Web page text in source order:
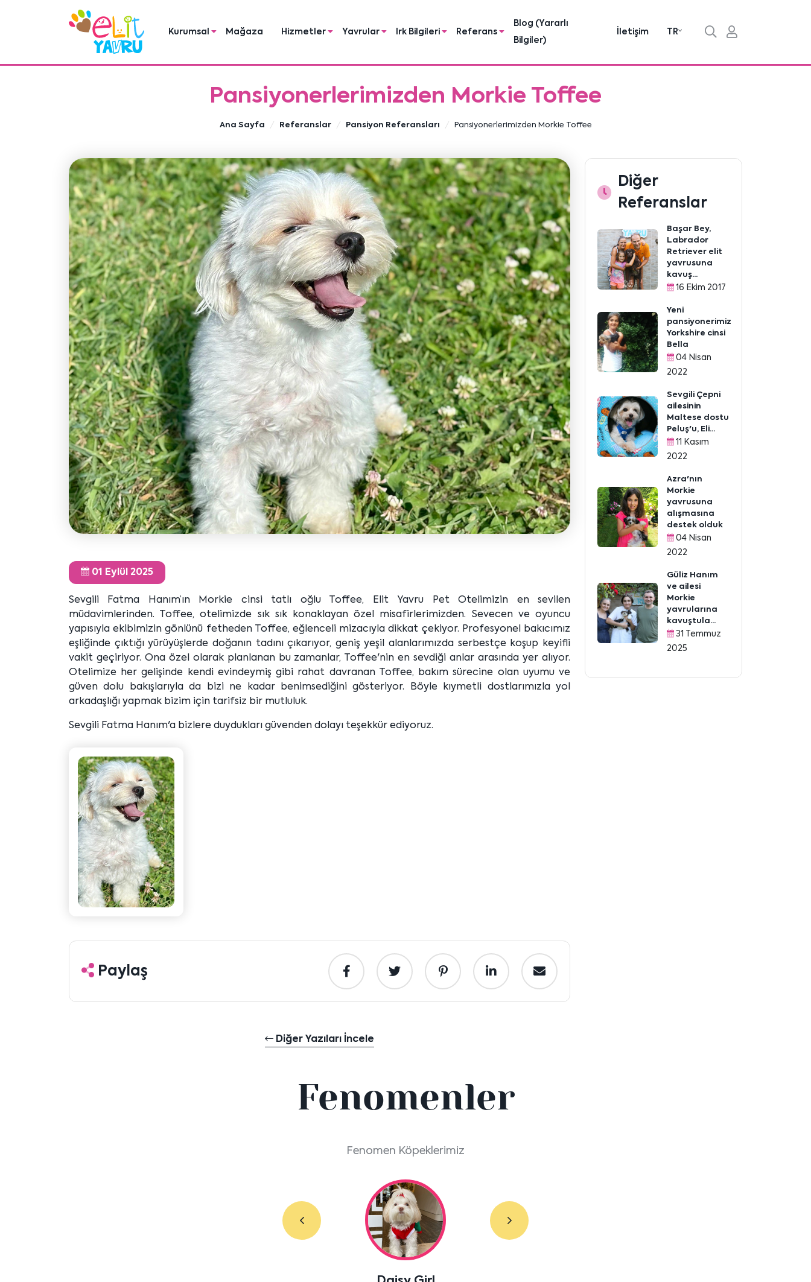
Kurumsal Mağaza Hizmetler Yavrular Irk Bilgileri Referans
Blog (Yararlı
Bilgiler)
İletişim TR
Pansiyonerlerimizden Morkie Toffee
Ana Sayfa Referanslar Pansiyon Referansları Pansiyonerlerimizden Morkie Toffee
01 Eylül 2025
Sevgili Fatma Hanım’ın Morkie cinsi tatlı oğlu Toffee, Elit Yavru Pet Otelimizin en sevilen
müdavimlerinden. Toffee, otelimizde sık sık konaklayan özel misafirlerimizden. Sevecen ve oyuncu
yapısıyla ekibimizin gönlünü fetheden Toffee, eğlenceli mizacıyla dikkat çekiyor. Profesyonel bakıcımız
eşliğinde çıktığı yürüyüşlerde doğanın tadını çıkarıyor, geniş yeşil alanlarımızda serbestçe koşup keyifli
vakit geçiriyor. Ona özel olarak planlanan bu zamanlar, Toffee'nin en sevdiği anlar arasında yer alıyor.
Otelimize her gelişinde kendi evindeymiş gibi rahat davranan Toffee, bakım sürecine olan uyumu ve
güven dolu bakışlarıyla da bizi ne kadar benimsediğini gösteriyor. Böyle kıymetli dostlarımızla yol
arkadaşlığı yapmak bizim için tarifsiz bir mutluluk.
Sevgili Fatma Hanım'a bizlere duydukları güvenden dolayı teşekkür ediyoruz.
Paylaş
Diğer Yazıları İncele
Diğer
Referanslar
Başar Bey,
Labrador
Retriever elit
yavrusuna
kavuş...
16 Ekim 2017
Yeni
pansiyonerimiz
Yorkshire cinsi
Bella
04 Nisan
2022
Sevgili Çepni
ailesinin
Maltese dostu
Peluş'u, Eli...
11 Kasım
2022
Azra'nın
Morkie
yavrusuna
alışmasına
destek olduk
04 Nisan
2022
Güliz Hanım
ve ailesi
Morkie
yavrularına
kavuştula...
31 Temmuz
2025
Fenomenler
Fenomen Köpeklerimiz